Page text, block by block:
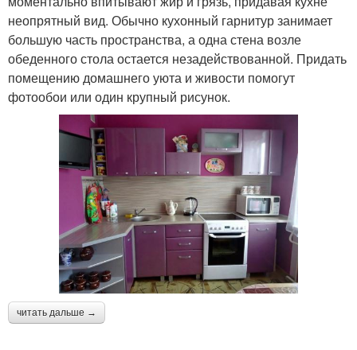
неопрятный вид. Обычно кухонный гарнитур занимает
большую часть пространства, а одна стена возле
обеденного стола остается незадействованной. Придать
помещению домашнего уюта и живости помогут
фотообои или один крупный рисунок.
читать дальше →